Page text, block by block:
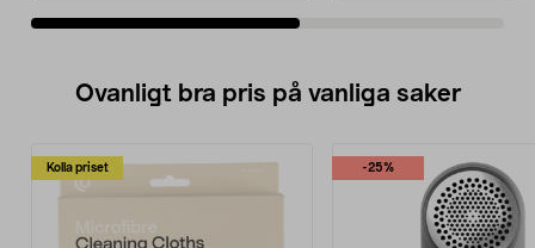
Ovanligt bra pris på vanliga saker
Kolla priset -25%